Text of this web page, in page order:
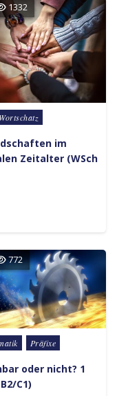
1332
in
Wortschatz
im
Zeitalter (WSch
772
in Präfixe
oder nicht? 1
C1)